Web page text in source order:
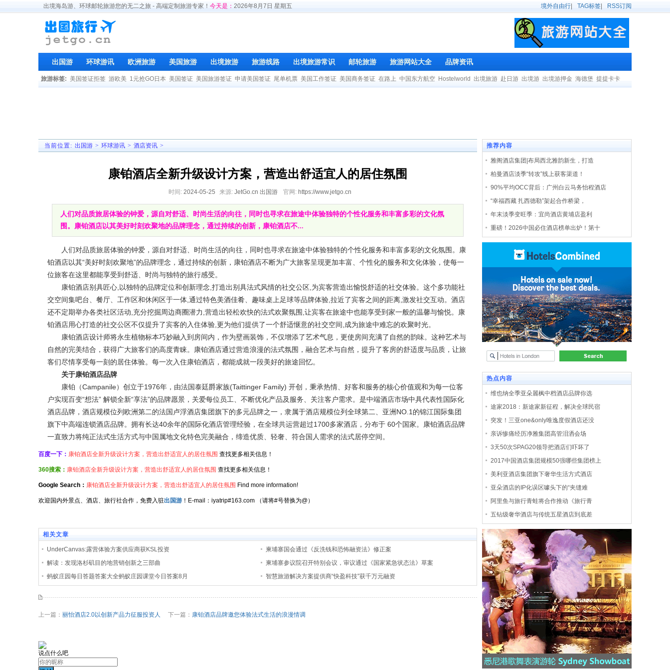
出境海岛游、环球邮轮旅游您的无二之旅 - 高端定制旅游专家！ 今天是： 2026年8月7日 星期五 境外自由行 TAG标签 RSS订阅
出国游 环球游讯 欧洲旅游 美国旅游 出境旅游 旅游线路 出境旅游常识 邮轮旅游 旅游网站大全 品牌资讯
旅游标签: 美国签证拒签 游欧美 1元抢GO日本 美国签证 美国旅游签证 申请美国签证 尾单机票 美国工作签证 美国商务签证 在路上 中国东方航空 Hostelworld 出境旅游 赴日游 出境游 出境游押金 海德堡 提提卡卡
当前位置: 出国游 > 环球游讯 > 酒店资讯 >
康铂酒店全新升级设计方案，营造出舒适宜人的居住氛围
时间: 2024-05-25 来源: JetGo.cn 出国游 官网: https://www.jetgo.cn
人们对品质旅居体验的钟爱，源自对舒适、时尚生活的向往，同时也寻求在旅途中体验独特的个性化服务和丰富多彩的文化氛
围。康铂酒店以其美好时刻欢聚地的品牌理念，通过持续的创新，康铂酒店不...
人们对品质旅居体验的钟爱，源自对舒适、时尚生活的向往，同时也寻求在旅途中体验独特的个性化服务和丰富多彩的文化氛围。康
铂酒店以其“美好时刻欢聚地”的品牌理念，通过持续的创新，康铂酒店不断为广大旅客呈现更加丰富、个性化的服务和文化体验，使每一
位旅客在这里都能享受到舒适、时尚与独特的旅行感受。
康铂酒店别具匠心,以独特的品牌定位和创新理念,打造出别具法式风情的社交公区,为宾客营造出愉悦舒适的社交体验。这个多功能社
交空间集吧台、餐厅、工作区和休闲区于一体,通过特色美酒佳肴、趣味桌上足球等品牌体验,拉近了宾客之间的距离,激发社交互动。酒店
还不定期举办各类社区活动,充分挖掘周边商圈潜力,营造出轻松欢快的法式欢聚氛围,让宾客在旅途中也能享受到家一般的温馨与愉悦。康
铂酒店用心打造的社交公区不仅提升了宾客的入住体验,更为他们提供了一个舒适惬意的社交空间,成为旅途中难忘的欢聚时光。
康铂酒店设计师将永生植物标本巧妙融入到房间内，作为壁画装饰，不仅增添了艺术气息，更使房间充满了自然的韵味。这种艺术与
自然的完美结合，获得广大旅客们的高度青睐。康铂酒店通过营造浪漫的法式氛围，融合艺术与自然，提升了客房的舒适度与品质，让旅
客们尽情享受每一刻的居住体验。每一次入住康铂酒店，都能成就一段美好的旅途回忆。
关于康铂酒店品牌
康铂（Campanile）创立于1976年，由法国泰廷爵家族(Taittinger Family) 开创，秉承热情、好客和服务的核心价值观和为每一位客
户实现百变“想法” 解锁全新“享法”的品牌愿景，关爱每位员工、不断优化产品及服务、关注客户需求。是中端酒店市场中具代表性国际化
酒店品牌，酒店规模位列欧洲第二的法国卢浮酒店集团旗下的多元品牌之一，隶属于酒店规模位列全球第二、亚洲NO.1的锦江国际集团
旗下中高端连锁酒店品牌。拥有长达40余年的国际化酒店管理经验，在全球共运营超过1700多家酒店，分布于 60个国家。康铂酒店品牌
一直致力将纯正法式生活方式与中国属地文化特色完美融合，缔造优质、轻奢、符合国人需求的法式居停空间。
百度一下： 康铂酒店全新升级设计方案，营造出舒适宜人的居住氛围 查找更多相关信息！
360搜索： 康铂酒店全新升级设计方案，营造出舒适宜人的居住氛围 查找更多相关信息！
Google Search： 康铂酒店全新升级设计方案，营造出舒适宜人的居住氛围 Find more information!
欢迎国内外景点、酒店、旅行社合作，免费入驻出国游 ！E-mail：iyatrip#163.com （请将#号替换为@）
相关文章
UnderCanvas:露营体验方案供应商获KSL投资
柬埔寨国会通过《反洗钱和恐怖融资法》修正案
解读：发现洛杉矶目的地营销创新之三部曲
柬埔寨参议院召开特别会议，审议通过《国家紧急状态法》草案
蚂蚁庄园每日答题答案大全蚂蚁庄园课堂今日答案8月
智慧旅游解决方案提供商“快盈科技”获千万元融资
上一篇： 丽怡酒店2.0以创新产品力征服投资人 下一篇： 康铂酒店品牌邀您体验法式生活的浪漫情调
说点什么吧
推荐内容
雅阁酒店集团|布局西北雅韵新生，打造
柏曼酒店淡季“转攻”线上获客渠道！
90%平均OCC背后：广州白云马务怡程酒店
“幸福西藏 扎西德勒”架起合作桥梁，
年末淡季变旺季：宜尚酒店黄埔店盈利
重磅！2026中国必住酒店榜单出炉！第十
热点内容
维也纳全季亚朵麗枫中档酒店品牌你选
途家2018：新途家新征程，解决全球民宿
突发！三亚one&only唯逸度假酒店还没
亲诉惨痛经历净雅集团高管泪洒会场
3天50次SPAG20领导把酒店们吓坏了
2017中国酒店集团规模50强哪些集团榜上
美利亚酒店集团旗下奢华生活方式酒店
亚朵酒店的IP化误区噱头下的“夹缝难
阿里鱼与旅行青蛙将合作推动《旅行青
五钻级奢华酒店与传统五星酒店到底差